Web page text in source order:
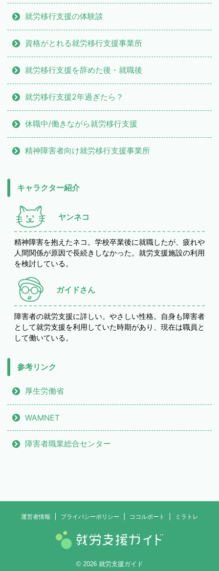
就労移行支援の体験談
資格がとれる就労移行支援事業所
就労移行支援を辞めた後・就職後
就労移行支援2年過ぎたら？
休職中/働きながら就労移行支援
精神障害者向け就労移行支援事業所
キャラクター紹介
ヤンネコ
精神障害を抱えたネコ。学校卒業後に就職したが、疲れや
人間関係が原因で長続きしなかった。就労支援施設の利用
を検討している。
ガイドさん
障害者の就労支援に詳しい。やさしい性格。自身も障害者
として就労支援を利用していた時期があり、現在は職員と
して働いている。
参考リンク
厚生労働省
WAMNET
障害者職業総合センター
運営者情報 プライバシーポリシー ココルポート ミラトレ
© 2026 就労支援ガイド